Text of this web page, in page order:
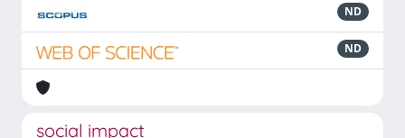
ND
ND
social impact